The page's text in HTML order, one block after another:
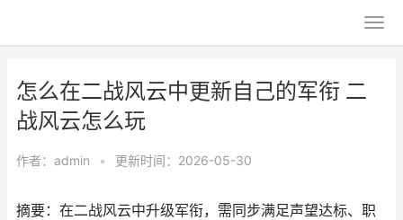
怎么在二战风云中更新自己的军衔 二
战风云怎么玩
作者： admin • 更新时间：2026-05-30
摘要：在二战风云中升级军衔，需同步满足声望达标、职